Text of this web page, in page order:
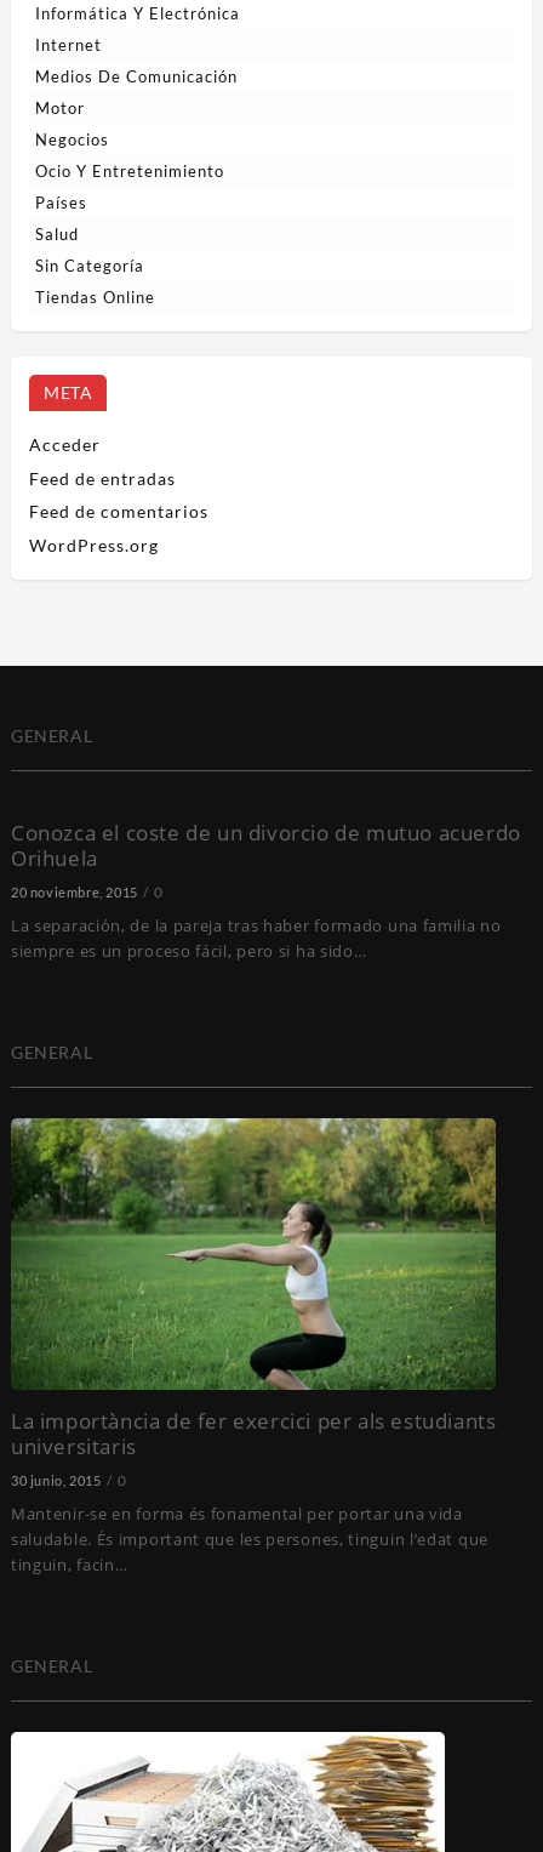
Informática Y Electrónica
Internet
Medios De Comunicación
Motor
Negocios
Ocio Y Entretenimiento
Países
Salud
Sin Categoría
Tiendas Online
META
Acceder
Feed de entradas
Feed de comentarios
WordPress.org
GENERAL
Conozca el coste de un divorcio de mutuo acuerdo
Orihuela
20 noviembre, 2015 0
La separación, de la pareja tras haber formado una familia no
siempre es un proceso fácil, pero si ha sido…
GENERAL
La importància de fer exercici per als estudiants
universitaris
30 junio, 2015 0
Mantenir-se en forma és fonamental per portar una vida
saludable. És important que les persones, tinguin l’edat que
tinguin, facin…
GENERAL